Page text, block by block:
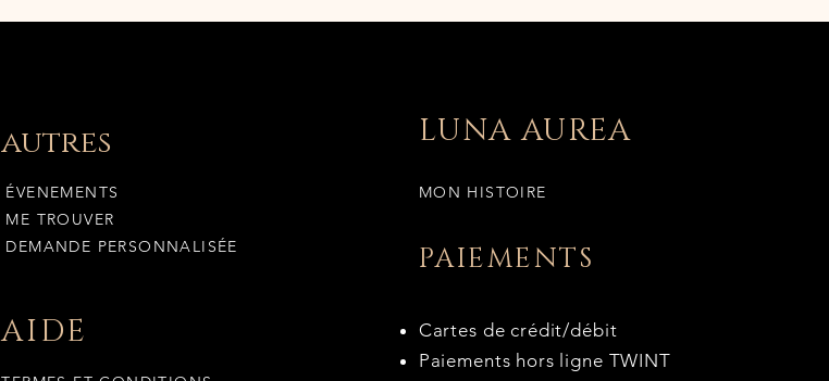
autres
ÉVENEMENTS
ME TROUVER
DEMANDE PERSONNALISÉE
AIDE
LUNA AUREA
MON HISTOIRE
PAIEMENTS
Cartes de crédit/débit
Paiements hors ligne TWINT